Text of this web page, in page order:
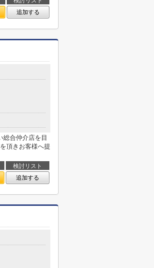
追加する
総合仲介店を目
頂きお客様へ提
検討リスト
追加する